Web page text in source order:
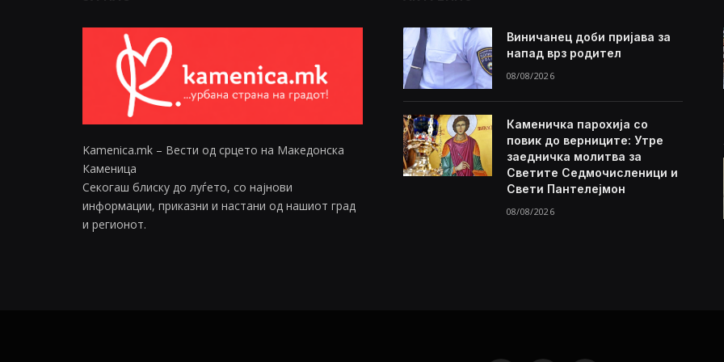
Kamenica.mk – Вести од срцето на Македонска
Каменица
Секогаш блиску до луѓето, со најнови
информации, приказни и настани од нашиот град
и регионот.
Виничанец доби пријава за
напад врз родител
08/08/2026
Каменичка парохија со
повик до верниците: Утре
заедничка молитва за
Светите Седмочисленици и
Свети Пантелејмон
08/08/2026